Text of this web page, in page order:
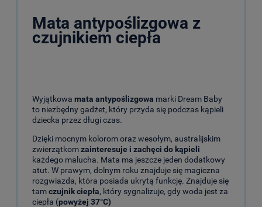
Mata antypoślizgowa z
czujnikiem ciepła
Wyjątkowa mata antypoślizgowa marki Dream Baby
to niezbędny gadżet, który przyda się podczas kąpieli
dziecka przez długi czas.
Dzięki mocnym kolorom oraz wesołym, australijskim
zwierzątkomzainteresuje i zachęci do kąpieli
każdego malucha. Mata ma jeszcze jeden dodatkowy
atut. W prawym, dolnym roku znajduje się magiczna
rozgwiazda, która posiada ukrytą funkcję. Znajduje się
tamczujnik ciepła, który sygnalizuje, gdy woda jest za
ciepła (powyżej 37°C)